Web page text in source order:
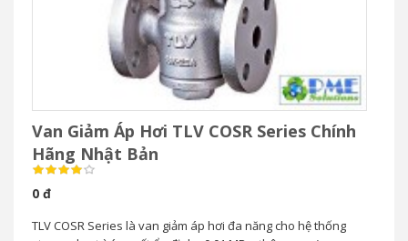
Van Giảm Áp Hơi TLV COSR Series Chính
Hãng Nhật Bản
0 đ
TLV COSR Series là van giảm áp hơi đa năng cho hệ thống